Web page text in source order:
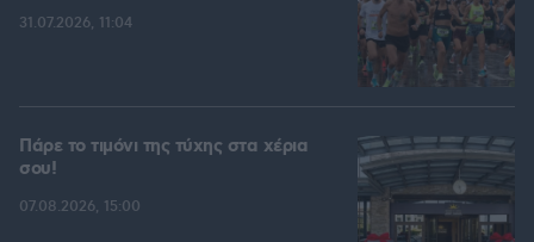
31.07.2026, 11:04
Πάρε το τιμόνι της τύχης στα χέρια
σου!
07.08.2026, 15:00